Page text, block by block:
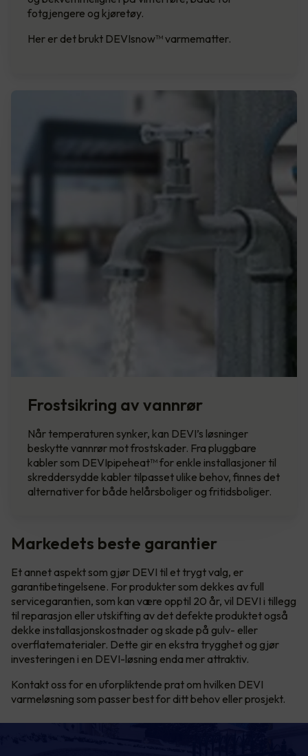
fotgjengere og kjøretøy.
Her er det brukt DEVIsnow™ varmematter.
Frostsikring av vannrør
Når temperaturen synker, kan DEVI’s løsninger
beskytte vannrør mot frostskader. Fra pluggbare
kabler som DEVIpipeheat™ for enkle installasjoner til
skreddersydde kabler tilpasset ulike behov, finnes det
alternativer for både helårsboliger og fritidsboliger.
Markedets beste garantier
Et annet aspekt som gjør DEVI til et trygt valg, er
garantibetingelsene. For produkter som dekkes av full
servicegarantien, som kan være opptil 20 år, vil DEVI i tillegg
til reparasjon eller utskifting av det defekte produktet også
dekke installasjonskostnader og skade på gulv- eller
overflatematerialer. Dette gir en ekstra trygghet og gjør
investeringen i en DEVI-løsning enda mer attraktiv.
Kontakt oss for en uforpliktende prat om hvilken DEVI
varmeløsning som passer best for ditt behov eller prosjekt.